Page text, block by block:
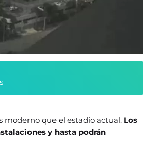
moderno que el estadio actual. Los
y hasta podrán